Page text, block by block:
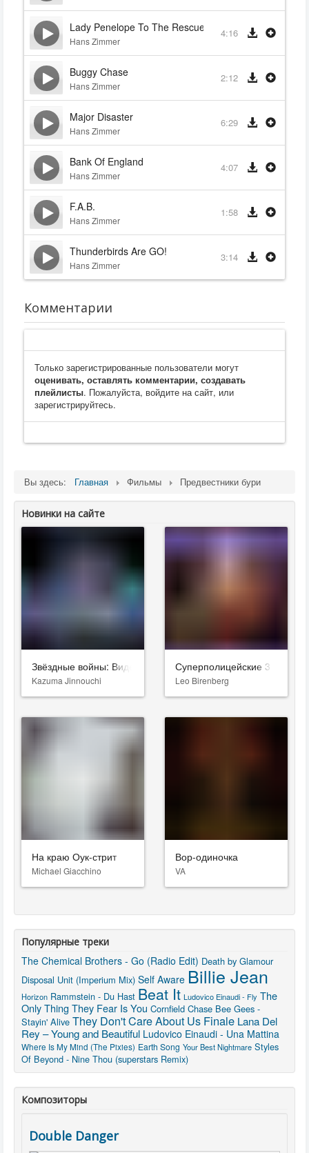
Lady Penelope To The Rescue
Hans Zimmer
4:16
Buggy Chase
Hans Zimmer
2:12
Major Disaster
Hans Zimmer
6:29
Bank Of England
Hans Zimmer
4:07
F.A.B.
Hans Zimmer
1:58
Thunderbirds Are GO!
Hans Zimmer
3:14
Комментарии
Только зарегистрированные пользователи могут
оценивать, оставлять комментарии, создавать
плейлисты. Пожалуйста, войдите на сайт, или
зарегистрируйтесь.
Вы здесь: Главная Фильмы Предвестники бури
Новинки на сайте
Звёздные войны: Видения. Девятый джедай
Kazuma Jinnouchi
Суперполицейские 3
Leo Birenberg
На краю Оук-стрит
Michael Giacchino
Вор-одиночка
VA
Популярные треки
The Chemical Brothers - Go (Radio Edit) Death by Glamour
Disposal Unit (Imperium Mix) Self Aware Billie Jean
Horizon Rammstein - Du Hast Beat It Ludovico Einaudi - Fly The
Only Thing They Fear Is You Cornfield Chase Bee Gees -
Stayin' Alive They Don't Care About Us Finale Lana Del
Rey – Young and Beautiful Ludovico Einaudi - Una Mattina
Where Is My Mind (The Pixies) Earth Song Your Best Nightmare Styles
Of Beyond - Nine Thou (superstars Remix)
Композиторы
Double Danger